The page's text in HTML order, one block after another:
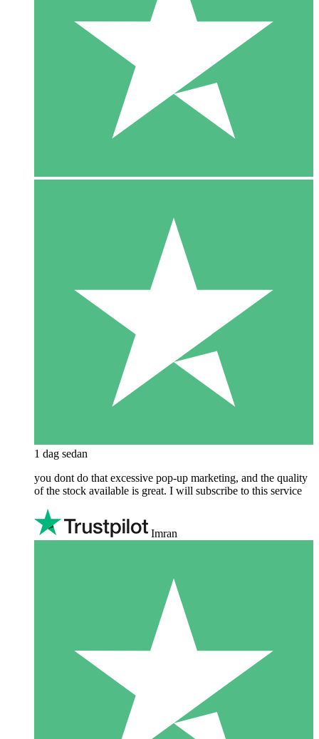
1 dag sedan
you dont do that excessive pop-up marketing, and the quality
of the stock available is great. I will subscribe to this service
Imran